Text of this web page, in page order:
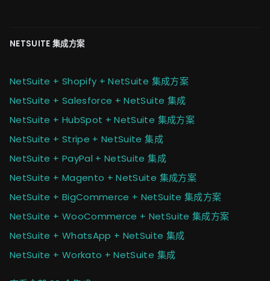
NETSUITE 集成方案
NetSuite + Shopify + NetSuite 集成方案
NetSuite + Salesforce + NetSuite 集成
NetSuite + HubSpot + NetSuite 集成方案
NetSuite + Stripe + NetSuite 集成
NetSuite + PayPal + NetSuite 集成
NetSuite + Magento + NetSuite 集成方案
NetSuite + BigCommerce + NetSuite 集成方案
NetSuite + WooCommerce + NetSuite 集成方案
NetSuite + WhatsApp + NetSuite 集成
NetSuite + Workato + NetSuite 集成